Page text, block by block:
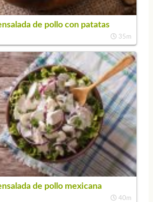
de pollo con patatas
35m
de pollo mexicana
40m